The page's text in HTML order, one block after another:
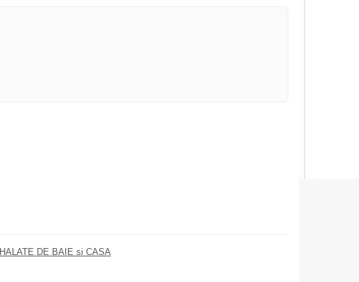
HALATE DE BAIE si CASA